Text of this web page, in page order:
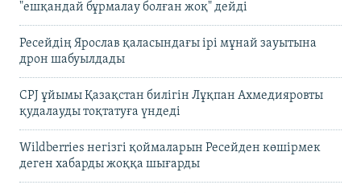
"ешқандай бұрмалау болған жоқ" дейді
Ресейдің Ярослав қаласындағы ірі мұнай зауытына
дрон шабуылдады
CPJ ұйымы Қазақстан билігін Лұқпан Ахмедияровты
қудалауды тоқтатуға үндеді
Wildberries негізгі қоймаларын Ресейден көшірмек
деген хабарды жоққа шығарды